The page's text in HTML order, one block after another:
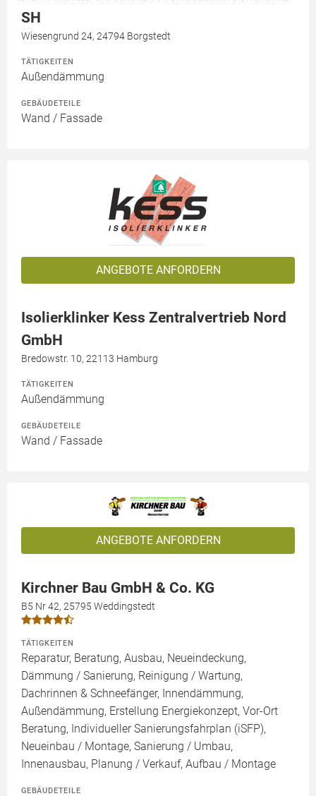
SH
Wiesengrund 24, 24794 Borgstedt
TÄTIGKEITEN
Außendämmung
GEBÄUDETEILE
Wand / Fassade
ANGEBOTE ANFORDERN
Isolierklinker Kess Zentralvertrieb Nord
GmbH
Bredowstr. 10, 22113 Hamburg
TÄTIGKEITEN
Außendämmung
GEBÄUDETEILE
Wand / Fassade
ANGEBOTE ANFORDERN
Kirchner Bau GmbH & Co. KG
B5 Nr 42, 25795 Weddingstedt
TÄTIGKEITEN
Reparatur, Beratung, Ausbau, Neueindeckung,
Dämmung / Sanierung, Reinigung / Wartung,
Dachrinnen & Schneefänger, Innendämmung,
Außendämmung, Erstellung Energiekonzept, Vor-Ort
Beratung, Individueller Sanierungsfahrplan (iSFP),
Neueinbau / Montage, Sanierung / Umbau,
Innenausbau, Planung / Verkauf, Aufbau / Montage
GEBÄUDETEILE